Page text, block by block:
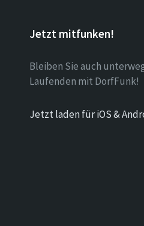
Jetzt mitfunken!
Bleiben Sie auch
Laufenden mit DorfFunk!
Jetzt laden für iOS &